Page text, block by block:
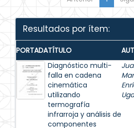
Resultados por ítem:
PORTADATÍTULO
Diagnóstico multi-
falla en cadena
cinemática
utilizando
termografía
infrarroja y análisis de
componentes